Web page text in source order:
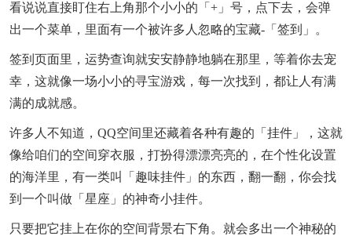
看说说直接盯住右上角那个小小的「+」号，点下去，会弹
出一个菜单，里面有一个被许多人忽略的宝藏-「签到」。
签到页面里，运势查询就安安静静地躺在那里，等着你去宠
幸，这就像一场小小的寻宝游戏，每一次找到，都让人有满
满的成就感。
许多人不知道，QQ空间里还藏着各种有趣的「挂件」，这就
像给咱们的空间穿衣服，打扮得漂漂亮亮的，在个性化设置
的海洋里，有一类叫「趣味挂件」的东西，翻一翻，你会找
到一个叫做「星座」的神奇小挂件。
只要把它挂上在你的空间背景右下角。就会多出一个神秘的